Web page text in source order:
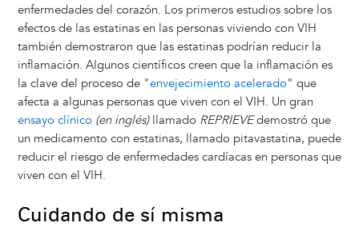
enfermedades del corazón. Los primeros estudios sobre los
efectos de las estatinas en las personas viviendo con VIH
también demostraron que las estatinas podrían reducir la
inflamación. Algunos científicos creen que la inflamación es
la clave del proceso de "envejecimiento acelerado" que
afecta a algunas personas que viven con el VIH. Un gran
ensayo clínico (en inglés)llamado REPRIEVEdemostró que
un medicamento con estatinas, llamado pitavastatina, puede
reducir el riesgo de enfermedades cardíacas en personas que
viven con el VIH.
Cuidando de sí misma